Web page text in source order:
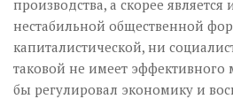
производства, а скорее является
нестабильной общественной
капиталистической, ни
таковой не имеет эффективного
бы регулировал экономику и